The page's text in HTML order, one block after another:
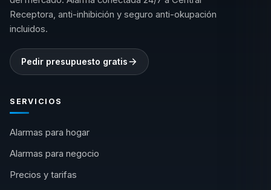
Receptora, anti-inhibición y seguro anti-okupación
incluidos.
Pedir presupuesto gratis
SERVICIOS
Alarmas para hogar
Alarmas para negocio
Precios y tarifas